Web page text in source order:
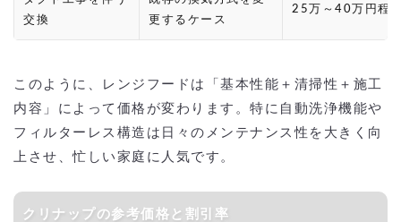
交換
更するケース
25万～40万円程
このように、レンジフードは「基本性能＋清掃性＋施工
内容」によって価格が変わります。特に自動洗浄機能や
フィルターレス構造は日々のメンテナンス性を大きく向
上させ、忙しい家庭に人気です。
クリナップの参考価格と割引率